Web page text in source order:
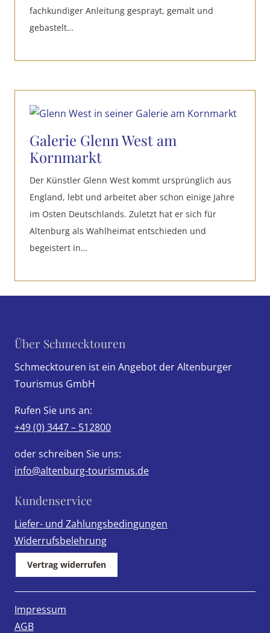
fachkundiger Anleitung gesprayt, gemalt und
gebastelt…
Galerie Glenn West am
Kornmarkt
Der Künstler Glenn West kommt ursprünglich aus
England, lebt und arbeitet aber schon einige Jahre
im Osten Deutschlands. Zuletzt hat er sich für
Altenburg als Wahlheimat entschieden und
begeistert in…
Über Schmecktouren
Schmecktouren ist ein Angebot der Altenburger
Tourismus GmbH
Rufen Sie uns an:
+49 (0) 3447 – 512800
oder schreiben Sie uns:
info@altenburg-tourismus.de
Kundenservice
Liefer- und Zahlungsbedingungen
Widerrufsbelehrung
Vertrag widerrufen
Impressum
AGB